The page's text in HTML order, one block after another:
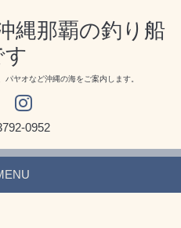
縄那覇の釣り船
す
ヤオなど沖縄の海をご案内します。
0952